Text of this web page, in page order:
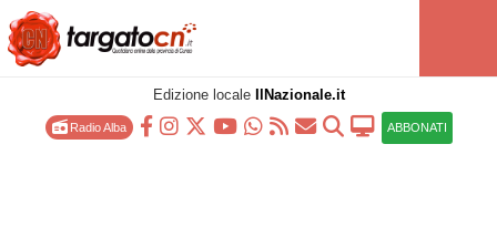
Edizione locale IlNazionale.it
Radio Alba ABBONATI